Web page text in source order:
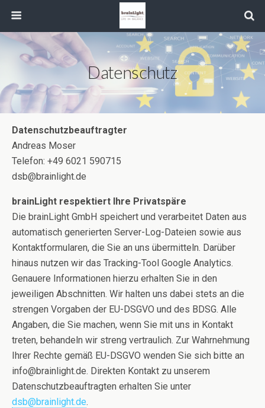
Datenschutz
Datenschutzbeauftragter
Andreas Moser
Telefon: +49 6021 590715
dsb@brainlight.de
brainLight respektiert Ihre Privatspäre
Die brainLight GmbH speichert und verarbeitet Daten aus
automatisch generierten Server-Log-Dateien sowie aus
Kontaktformularen, die Sie an uns übermitteln. Darüber
hinaus nutzen wir das Tracking-Tool Google Analytics.
Genauere Informationen hierzu erhalten Sie in den
jeweiligen Abschnitten. Wir halten uns dabei stets an die
strengen Vorgaben der EU-DSGVO und des BDSG. Alle
Angaben, die Sie machen, wenn Sie mit uns in Kontakt
treten, behandeln wir streng vertraulich. Zur Wahrnehmung
Ihrer Rechte gemäß EU-DSGVO wenden Sie sich bitte an
info@brainlight.de. Direkten Kontakt zu unserem
Datenschutzbeauftragten erhalten Sie unter
dsb@brainlight.de.